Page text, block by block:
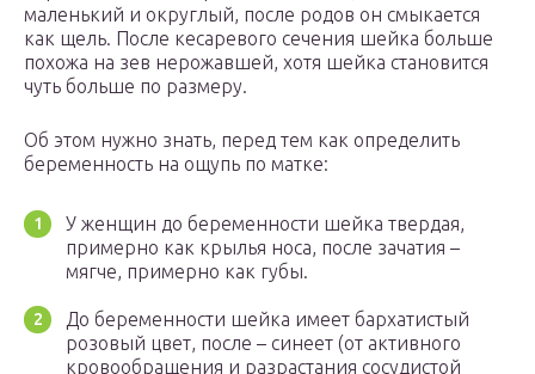
маленький и округлый, после родов он смыкается
как щель. После кесаревого сечения шейка больше
похожа на зев нерожавшей, хотя шейка становится
чуть больше по размеру.
Об этом нужно знать, перед тем как определить
беременность на ощупь по матке:
У женщин до беременности шейка твердая,
примерно как крылья носа, после зачатия –
мягче, примерно как губы.
До беременности шейка имеет бархатистый
розовый цвет, после – синеет (от активного
кровообращения и разрастания сосудистой